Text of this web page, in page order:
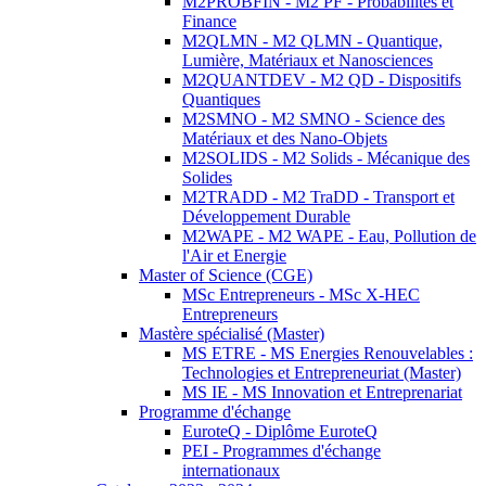
Finance
M2QLMN - M2 QLMN - Quantique,
Lumière, Matériaux et Nanosciences
M2QUANTDEV - M2 QD - Dispositifs
Quantiques
M2SMNO - M2 SMNO - Science des
Matériaux et des Nano-Objets
M2SOLIDS - M2 Solids - Mécanique des
Solides
M2TRADD - M2 TraDD - Transport et
Développement Durable
M2WAPE - M2 WAPE - Eau, Pollution de
l'Air et Energie
Master of Science (CGE)
MSc Entrepreneurs - MSc X-HEC
Entrepreneurs
Mastère spécialisé (Master)
MS ETRE - MS Energies Renouvelables :
Technologies et Entrepreneuriat (Master)
MS IE - MS Innovation et Entreprenariat
Programme d'échange
EuroteQ - Diplôme EuroteQ
PEI - Programmes d'échange
internationaux